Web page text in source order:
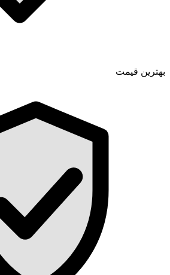
بهترین قیمت